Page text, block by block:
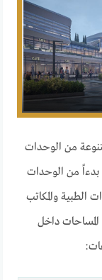
من الوحدات
بدءاً من الوحدات
الطبية والمكاتب
المساحات داخل